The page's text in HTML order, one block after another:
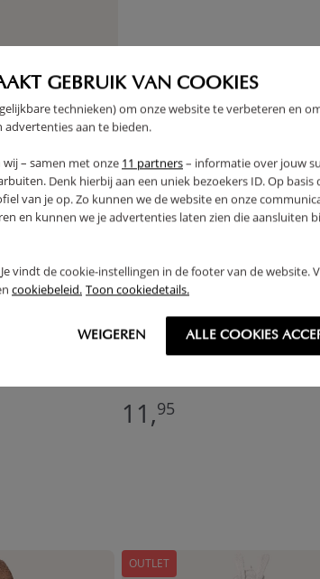
GEBRUIK VAN COOKIES
technieken) om onze website te verbeteren en
aan te bieden.
– samen met onze 11 partners– informatie over jouw
Denk hierbij aan een uniek bezoekers ID. Op basis
van je op. Zo kunnen we de website en onze
en kunnen we je advertenties laten zien die aansluiten
vindt de cookie-instellingen in de footer van de website.
cookiebeleid. Toon cookiedetails.
WEIGEREN ALLE COOKIES
HOESLAKEN VOOR
120 CM| ORGANIC COTTON
11,95
OUTLET